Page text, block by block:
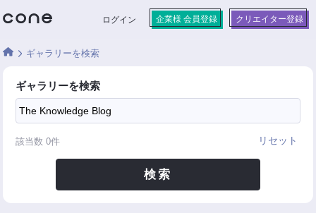
ログイン 企業様 会員登録 クリエイター登録
ギャラリーを検索
ギャラリーを検索
該当数0件 リセット
検索